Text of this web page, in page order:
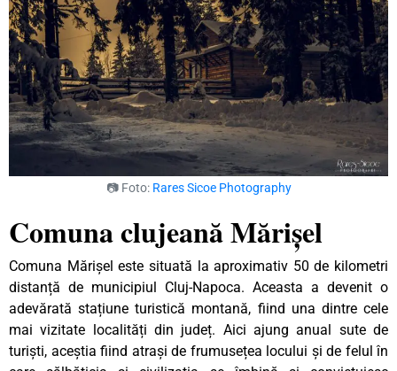
📷 Foto: Rares Sicoe Photography
Comuna clujeană Mărișel
Comuna Mărișel este situată la aproximativ 50 de kilometri
distanță de municipiul Cluj-Napoca. Aceasta a devenit o
adevărată stațiune turistică montană, fiind una dintre cele
mai vizitate localități din județ. Aici ajung anual sute de
turiști, aceștia fiind atrași de frumusețea locului și de felul în